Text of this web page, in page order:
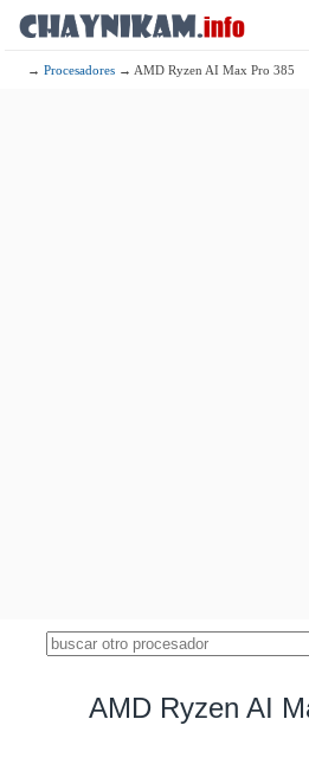
→Procesadores → AMD Ryzen AI Max Pro 385
AMD Ryzen AI